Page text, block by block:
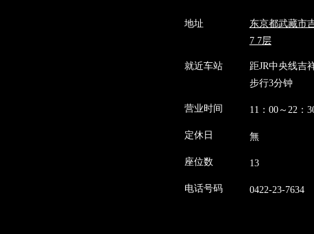
地址
东京都武藏市
7 7层
就近车站
距JR中央线吉
步行3分钟
营业时间 11：00～22：
定休日 無
座位数 13
电话号码 0422-23-7634